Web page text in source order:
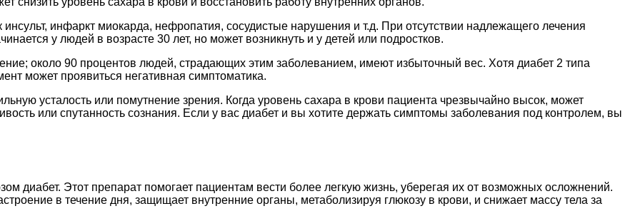
инфаркт миокарда, нефропатия, сосудистые нарушения и т.д. При отсутствии надлежащего лечения
у людей в возрасте 30 лет, но может возникнуть и у детей или подростков.
около 90 процентов людей, страдающих этим заболеванием, имеют избыточный вес. Хотя диабет 2 типа
может проявиться негативная симптоматика.
усталость или помутнение зрения. Когда уровень сахара в крови пациента чрезвычайно высок, может
или спутанность сознания. Если у вас диабет и вы хотите держать симптомы заболевания под контролем, вы
диабет. Этот препарат помогает пациентам вести более легкую жизнь, уберегая их от возможных осложнений.
в течение дня, защищает внутренние органы, метаболизируя глюкозу в крови, и снижает массу тела за